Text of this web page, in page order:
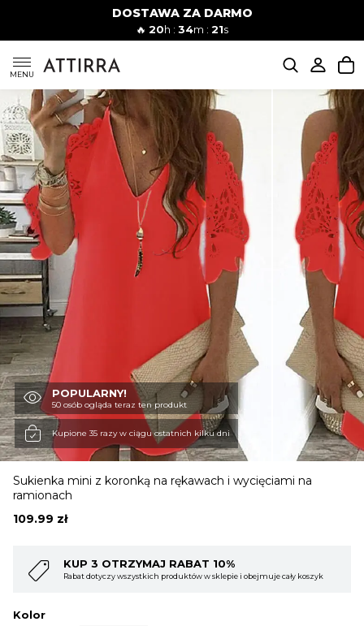
DOSTAWA ZA DARMO
🔥 20h : 34m : 20s
MENU
Mężczyźni
SUKIENKI
KOMPLETY
KOMBINEZONY
DÓŁ DAMSKIE
STROJE KĄPIELOWE
BLUZKI
OBUWIE
BIELIZNA
BLUZY
SWETRY
POPULARNY!
50 osób ogląda teraz ten produkt
Kupione 35 razy w ciągu ostatnich kilku dni
Sukienka mini z koronką na rękawach i wycięciami na
ramionach
109.99 zł
KUP 3 OTRZYMAJ RABAT 10%
Rabat dotyczy wszystkich produktów w sklepie i obejmuje cały koszyk
Kolor